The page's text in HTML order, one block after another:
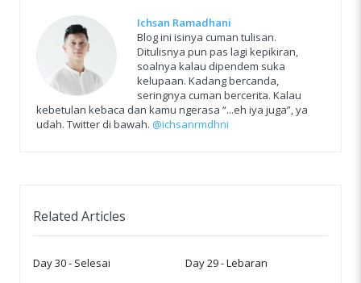
Ichsan Ramadhani
Blog ini isinya cuman tulisan.
Ditulisnya pun pas lagi kepikiran,
soalnya kalau dipendem suka
kelupaan. Kadang bercanda,
seringnya cuman bercerita. Kalau
kebetulan kebaca dan kamu ngerasa “...eh iya juga”, ya
udah. Twitter di bawah. @ichsanrmdhni
Related Articles
Day 30 - Selesai Day 29 - Lebaran